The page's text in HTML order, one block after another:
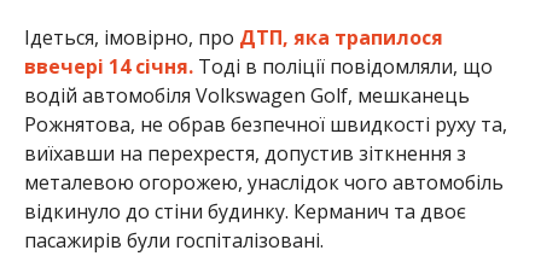
Ідеться, імовірно, про ДТП, яка трапилося
ввечері 14 січня.Тоді в поліції повідомляли, що
водій автомобіля Volkswagen Golf, мешканець
Рожнятова, не обрав безпечної швидкості руху та,
виїхавши на перехрестя, допустив зіткнення з
металевою огорожею, унаслідок чого автомобіль
відкинуло до стіни будинку. Керманич та двоє
пасажирів були госпіталізовані.